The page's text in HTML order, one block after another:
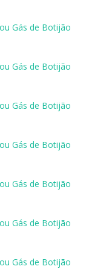
Gás de Botijão
Gás de Botijão
Gás de Botijão
Gás de Botijão
Gás de Botijão
Gás de Botijão
Gás de Botijão